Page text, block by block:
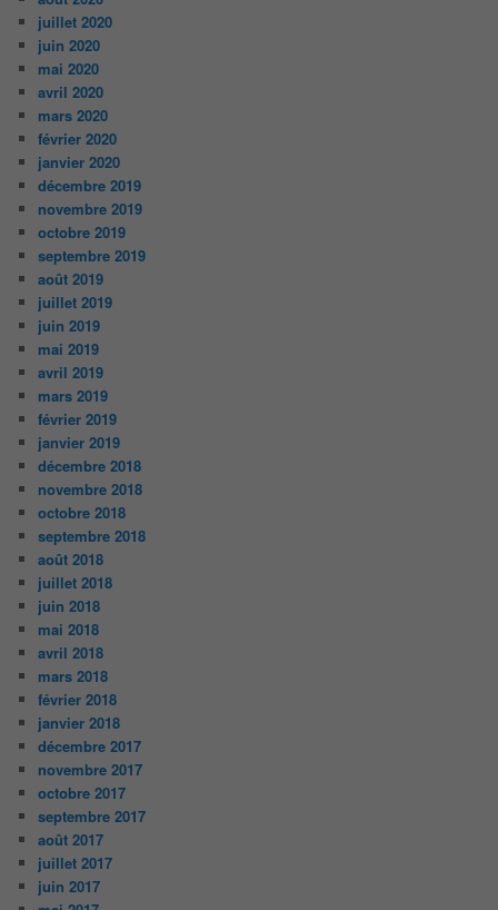
juillet 2020
juin 2020
mai 2020
avril 2020
mars 2020
février 2020
janvier 2020
décembre 2019
novembre 2019
octobre 2019
septembre 2019
août 2019
juillet 2019
juin 2019
mai 2019
avril 2019
mars 2019
février 2019
janvier 2019
décembre 2018
novembre 2018
octobre 2018
septembre 2018
août 2018
juillet 2018
juin 2018
mai 2018
avril 2018
mars 2018
février 2018
janvier 2018
décembre 2017
novembre 2017
octobre 2017
septembre 2017
août 2017
juillet 2017
juin 2017